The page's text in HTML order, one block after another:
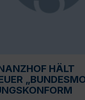
HÄLT